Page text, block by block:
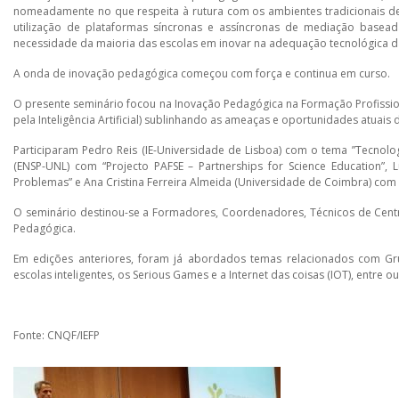
nomeadamente no que respeita à rutura com os ambientes tradicionais
utilização de plataformas síncronas e assíncronas de mediação
necessidade da maioria das escolas em inovar na adequação
A onda de inovação pedagógica começou com força e continua em curso.
O presente seminário focou na Inovação Pedagógica na Formação
pela Inteligência Artificial) sublinhando as ameaças e oportunidades
Participaram Pedro Reis (IE-Universidade de Lisboa) com o tema
(ENSP-UNL) com “Projecto PAFSE – Partnerships for Science
Problemas” e Ana Cristina Ferreira Almeida (Universidade de Coimbra)
O seminário destinou-se a Formadores, Coordenadores, Técnicos de
Pedagógica.
Em edições anteriores, foram já abordados temas relacionados com
escolas inteligentes, os Serious Games e a Internet das coisas (IOT), entre
Fonte: CNQF/IEFP